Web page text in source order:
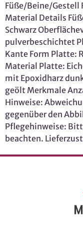
Füße/Beine/Gestell
Material Details
Schwarz
pulverbeschichtet
Kante Form Platte:
Material Platte:
mit Epoxidharz
geölt Merkmale
Hinweise:
gegenüber den
Pflegehinweise:
beachten.